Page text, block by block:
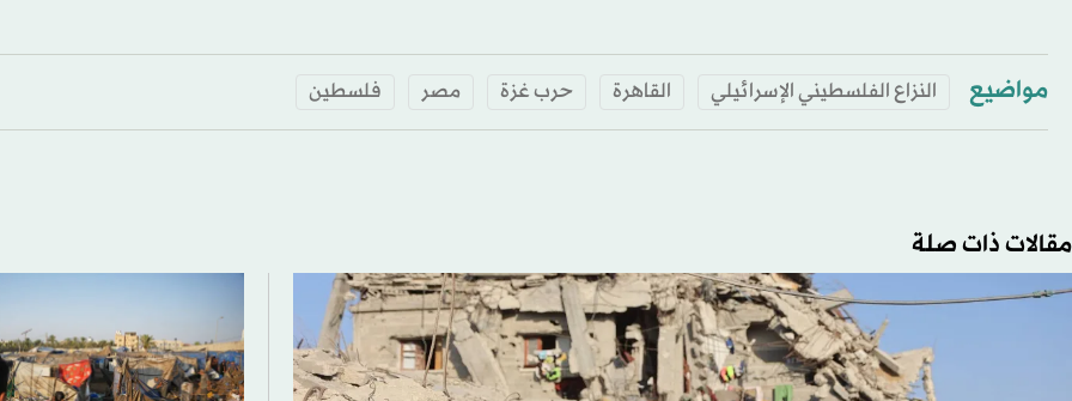
مواضيع النزاع الفلسطيني الإسرائيلي القاهرة حرب غزة مصر فلسطين
مقالات ذات صلة